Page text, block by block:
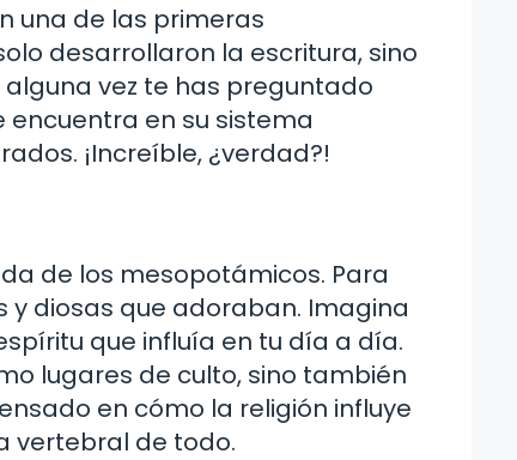
una de las primeras
desarrollaron la escritura, sino
vez te has preguntado
en su sistema
¡Increíble, ¿verdad?!
de los mesopotámicos. Para
diosas que adoraban. Imagina
que influía en tu día a día.
lugares de culto, sino también
en cómo la religión influye
vertebral de todo.